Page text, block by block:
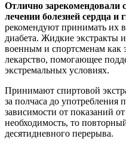
Отлично зарекомендовали
лечении болезней сердца и
рекомендуют принимать их
диабета. Жидкие экстракты
военным и спортсменам как
лекарство, помогающее
экстремальных условиях.
Принимают спиртовой
за полчаса до употребления
зависимости от показаний
необходимость, то
десятидневного перерыва.